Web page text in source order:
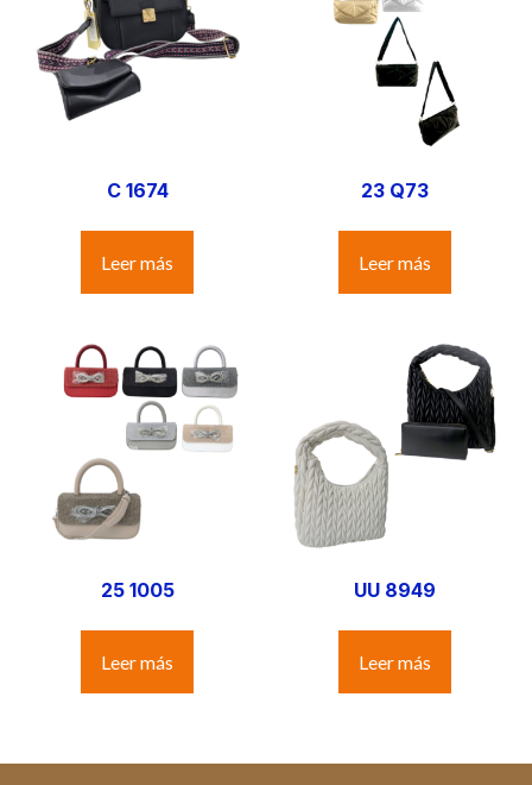
C 1674
Leer más
23 Q73
Leer más
25 1005
Leer más
UU 8949
Leer más